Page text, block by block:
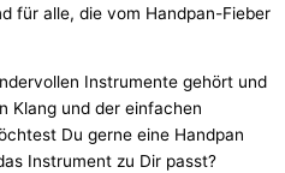
für alle, die vom Handpan-Fieber
Instrumente gehört und
Klang und der einfachen
Du gerne eine Handpan
Instrument zu Dir passt?